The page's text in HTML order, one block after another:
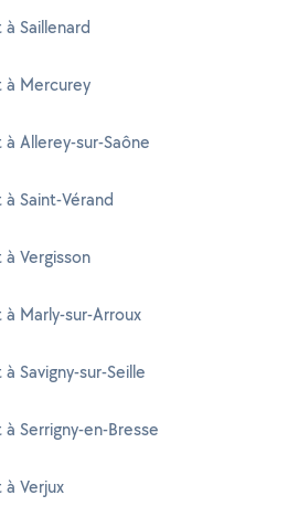
Saillenard
à Mercurey
Allerey-sur-Saône
Saint-Vérand
Vergisson
Marly-sur-Arroux
Savigny-sur-Seille
Serrigny-en-Bresse
Verjux